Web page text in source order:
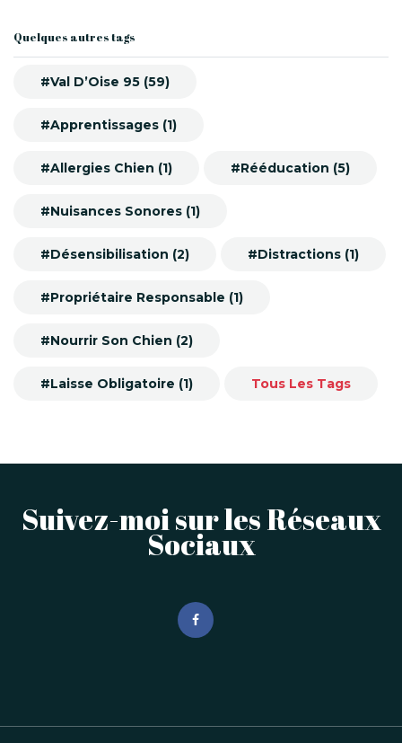
Quelques autres tags
#Val D’Oise 95 (59)
#Apprentissages (1)
#Allergies Chien (1) #Rééducation (5)
#Nuisances Sonores (1)
#Désensibilisation (2) #Distractions (1)
#Propriétaire Responsable (1)
#Nourrir Son Chien (2)
#Laisse Obligatoire (1) Tous Les Tags
Suivez-moi sur les Réseaux
Sociaux